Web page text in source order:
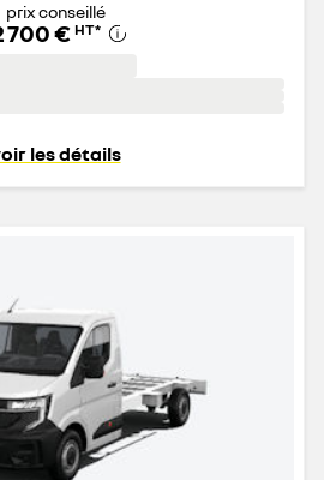
prix conseillé
700 € HT*
les détails